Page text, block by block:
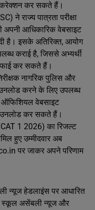
कर सकते हैं।
ने राज्य पात्रता परीक्षा
आधिकारिक वेबसाइट
है। इसके अतिरिक्त, आयोग
कराई है, जिससे अभ्यर्थी
कर सकते हैं।
नागरिक पुलिस और
करने के लिए उपलब्ध
ऑफिशियल वेबसाइट
कर सकते हैं।
1 2026) का रिजल्ट
हुए उम्मीदवार अब
पर जाकर अपने परिणाम
न्यूज हेडलाइंस पर आधारित
स्कूल असेंबली न्यूज और